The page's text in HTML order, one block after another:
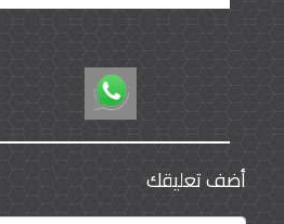
أضف تعليقك